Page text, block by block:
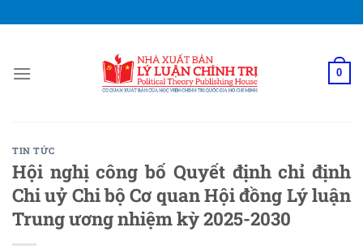
qua
dung
0
TIN TỨC
Hội nghị công bố Quyết định chỉ định
Chi uỷ Chi bộ Cơ quan Hội đồng Lý luận
Trung ương nhiệm kỳ 2025-2030